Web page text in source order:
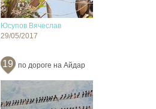
Юсупов Вячеслав
29/05/2017
19 по дороге на Айдар